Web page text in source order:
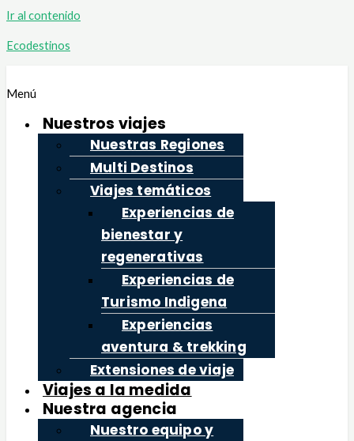
Ir al contenido
Ecodestinos
Menú
Nuestros viajes
Nuestras Regiones
Multi Destinos
Viajes temáticos
Experiencias de
bienestar y
regenerativas
Experiencias de
Turismo Indigena
Experiencias
aventura & trekking
Extensiones de viaje
Viajes a la medida
Nuestra agencia
Nuestro equipo y